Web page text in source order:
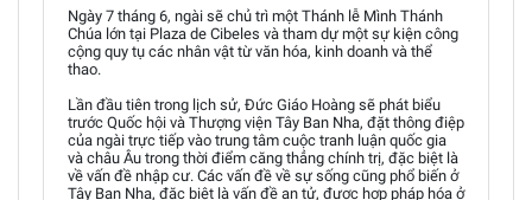
Ngày 7 tháng 6, ngài sẽ chủ trì một Thánh lễ Mình Thánh
Chúa lớn tại Plaza de Cibeles và tham dự một sự kiện công
cộng quy tụ các nhân vật từ văn hóa, kinh doanh và thể
thao.
Lần đầu tiên trong lịch sử, Đức Giáo Hoàng sẽ phát biểu
trước Quốc hội và Thượng viện Tây Ban Nha, đặt thông điệp
của ngài trực tiếp vào trung tâm cuộc tranh luận quốc gia
và châu Âu trong thời điểm căng thẳng chính trị, đặc biệt là
về vấn đề nhập cư. Các vấn đề về sự sống cũng phổ biến ở
Tây Ban Nha, đặc biệt là vấn đề an tử, được hợp pháp hóa ở